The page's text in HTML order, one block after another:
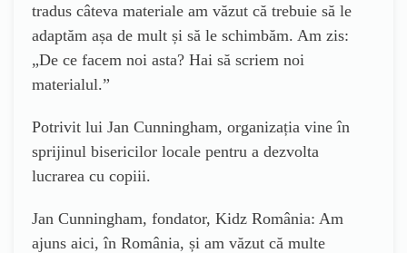
tradus câteva materiale am văzut că trebuie să le
adaptăm așa de mult și să le schimbăm. Am zis:
„De ce facem noi asta? Hai să scriem noi
materialul.”
Potrivit lui Jan Cunningham, organizația vine în
sprijinul bisericilor locale pentru a dezvolta
lucrarea cu copiii.
Jan Cunningham, fondator, Kidz România: Am
ajuns aici, în România, și am văzut că multe